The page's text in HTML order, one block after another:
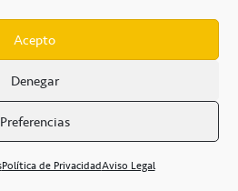
Acepto
Denegar
Preferencias
Política de PrivacidadAviso Legal
/ 38108 – La Laguna
/ POLÍTICA DE COOKIES /
/ CONDICIONES